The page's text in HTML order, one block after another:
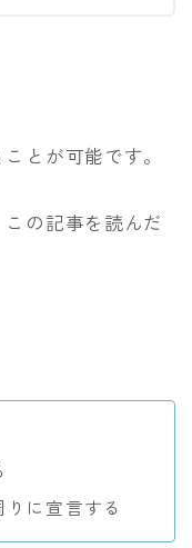
とが可能です。
の記事を読んだ
に宣言する